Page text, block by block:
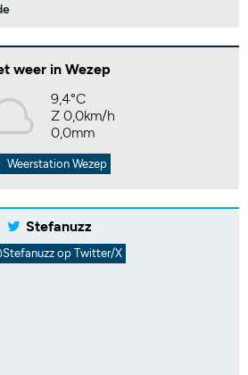
weer in Wezep
9,4°C
Z 0,0km/h
0,0mm
Weerstation Wezep
Stefanuzz
op Twitter/X